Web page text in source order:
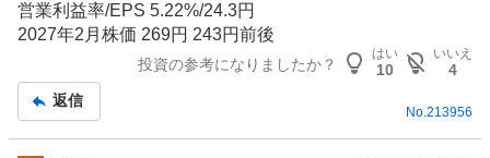
営業利益率/EPS 5.22%/24.3円
2027年2月株価 269円 243円前後
投資の参考になりましたか？
はい
10
いいえ
4
返信
No. 213956